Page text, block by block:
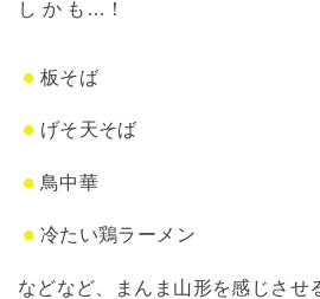
し か も…！
板そば
げそ天そば
鳥中華
冷たい鶏ラーメン
などなど、まんま山形を感じさせ